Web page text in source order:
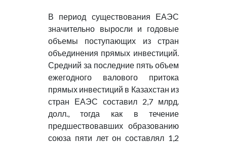
В период существования ЕАЭС
значительно выросли и годовые
объемы поступающих из стран
объединения прямых инвестиций.
Средний за последние пять объем
ежегодного валового притока
прямых инвестиций в Казахстан из
стран ЕАЭС составил 2,7 млрд.
долл., тогда как в течение
предшествовавших образованию
союза пяти лет он составлял 1,2